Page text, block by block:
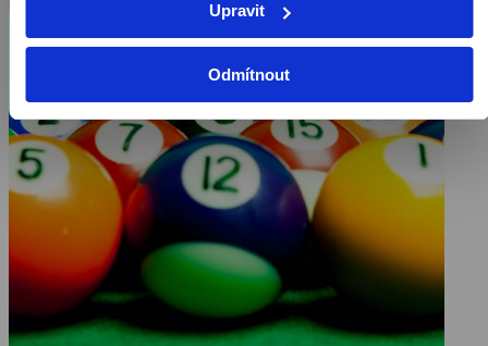
Upravit
Odmítnout